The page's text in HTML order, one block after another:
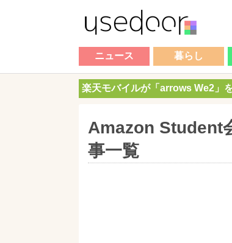
ニュース 暮らし
楽天モバイルが「arrows We2」
Amazon Student
事一覧